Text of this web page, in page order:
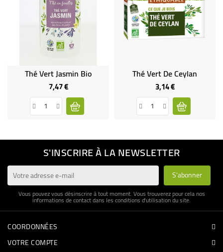
Thé Vert Jasmin Bio
7,47 €Prix
Thé Vert De Ceylan
3,14 €Prix
S'INSCRIRE À LA NEWSLETTER
Vous pouvez vous désinscrire à tout moment. Vous trouverez pour cela nos
informations de contact dans les conditions d'utilisation du site.
COORDONNÉES
VOTRE COMPTE